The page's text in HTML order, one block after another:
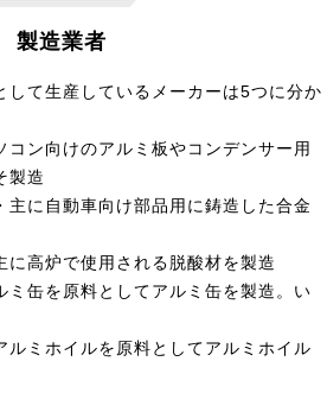
製造業者
して生産しているメーカーは5つに分か
コン向けのアルミ板やコンデンサー用
製造
主に自動車向け部品用に鋳造した合金
に高炉で使用される脱酸材を製造
ミ缶を原料としてアルミ缶を製造。い
ルミホイルを原料としてアルミホイル